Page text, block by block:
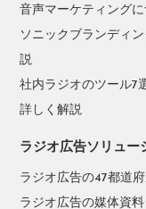
音声マーケティング
ソニックブランディ
説
社内ラジオのツール7
詳しく解説
ラジオ広告ソリュー
ラジオ広告の47都道
ラジオ広告の媒体資